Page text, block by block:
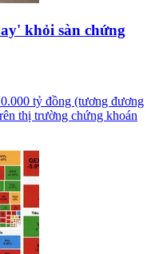
khỏi sàn chứng
tỷ đồng (tương đương
thị trường chứng khoán